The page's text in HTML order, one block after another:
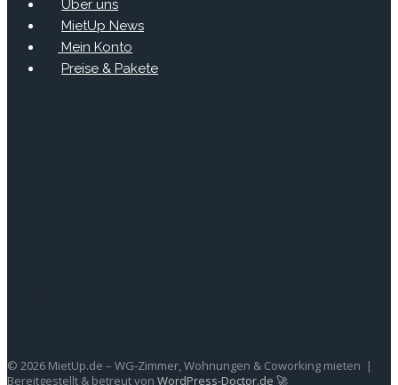
Über uns
MietUp News
Mein Konto
Preise & Pakete
© 2026 MietUp.de – WG-Zimmer, Wohnungen & Coworking mieten |
Bereitgestellt & betreut von WordPress-Doctor.de 🚀